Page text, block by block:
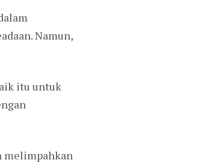
Namun,
itu untuk
melimpahkan